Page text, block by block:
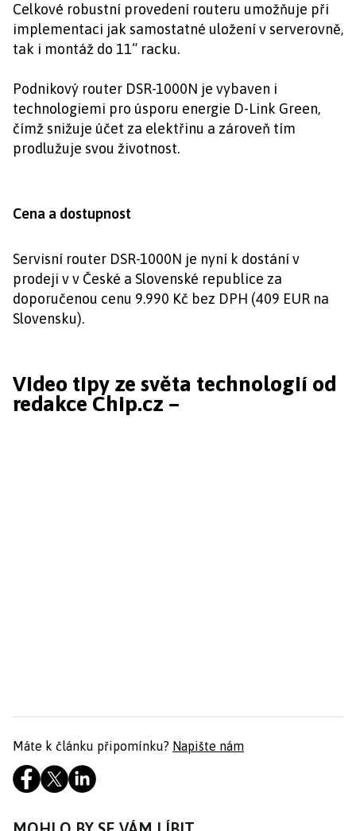
Celkové robustní provedení routeru umožňuje při
implementaci jak samostatné uložení v serverovně,
tak i montáž do 11“ racku.
Podnikový router DSR-1000N je vybaven i
technologiemi pro úsporu energie D-Link Green,
čímž snižuje účet za elektřinu a zároveň tím
prodlužuje svou životnost.
Cena a dostupnost
Servisní router DSR-1000N je nyní k dostání v
prodeji v v České a Slovenské republice za
doporučenou cenu 9.990 Kč bez DPH (409 EUR na
Slovensku).
Video tipy ze světa technologií od
redakce Chip.cz –
Máte k článku připomínku? Napište nám